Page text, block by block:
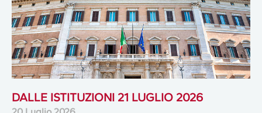
DALLE ISTITUZIONI 21 LUGLIO 2026